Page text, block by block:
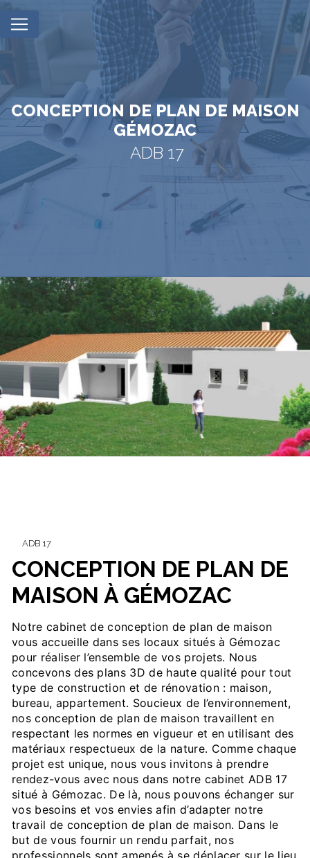
CONCEPTION DE PLAN DE MAISON
GÉMOZAC
ADB 17
ADB 17
CONCEPTION DE PLAN DE
MAISON À GÉMOZAC
Notre cabinet de conception de plan de maison
vous accueille dans ses locaux situés à Gémozac
pour réaliser l’ensemble de vos projets. Nous
concevons des plans 3D de haute qualité pour tout
type de construction et de rénovation : maison,
bureau, appartement. Soucieux de l’environnement,
nos conception de plan de maison travaillent en
respectant les normes en vigueur et en utilisant des
matériaux respectueux de la nature. Comme chaque
projet est unique, nous vous invitons à prendre
rendez-vous avec nous dans notre cabinet ADB 17
situé à Gémozac. De là, nous pouvons échanger sur
vos besoins et vos envies afin d’adapter notre
travail de conception de plan de maison. Dans le
but de vous fournir un rendu parfait, nos
Panneau de gestion des cookies